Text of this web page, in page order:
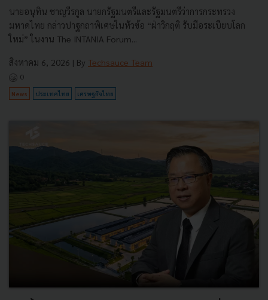
นายอนุทิน ชาญวีรกูล นายกรัฐมนตรีและรัฐมนตรีว่าการกระทรวง
มหาดไทย กล่าวปาฐกถาพิเศษในหัวข้อ “ฝ่าวิกฤติ รับมือระเบียบโลก
ใหม่” ในงาน The INTANIA Forum...
สิงหาคม 6, 2026 | By Techsauce Team
0
News ประเทศไทย เศรษฐกิจไทย